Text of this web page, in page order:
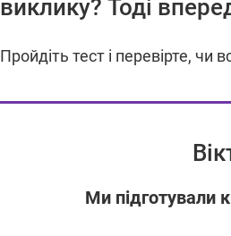
виклику? Тоді
Пройдіть тест і перевірте, чи
Ми підготували